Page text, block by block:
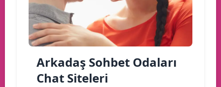
Arkadaş Sohbet Odaları
Chat Siteleri